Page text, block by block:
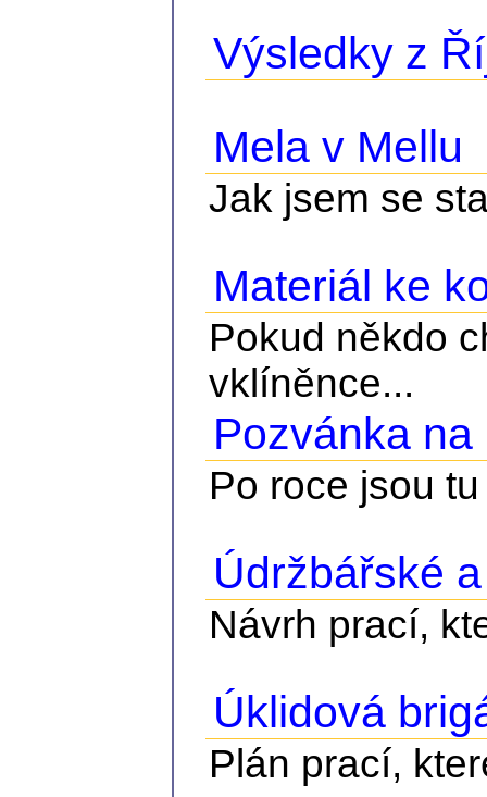
Výsledky z
Mela v Mellu
Jak jsem se
Materiál ke
Pokud někdo
vklíněnce...
Pozvánka
Po roce jsou
Údržbářské
Návrh prací,
Úklidová
Plán prací,